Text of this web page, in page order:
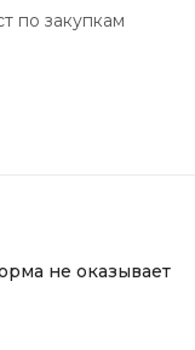
по закупкам
не оказывает